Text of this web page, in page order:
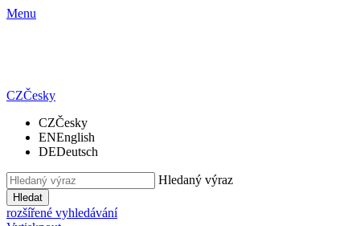
Menu
CZČesky
CZČesky
ENEnglish
DEDeutsch
Hledaný výraz
Hledat
rozšířené vyhledávání